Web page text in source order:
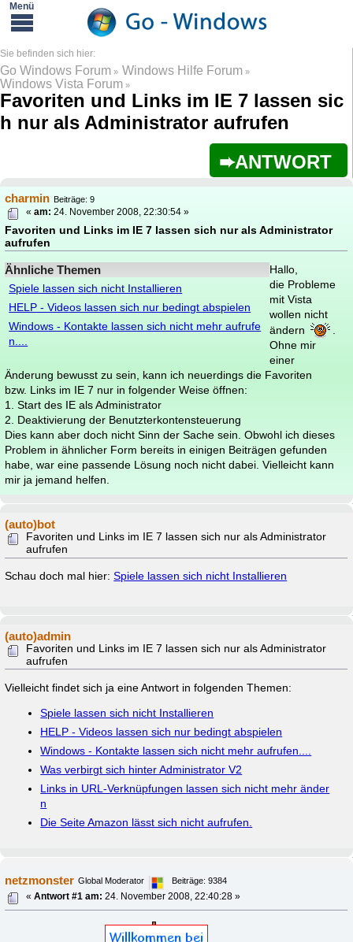
Go Windows Forum » Windows Hilfe Forum »
Windows Vista Forum »
Favoriten und Links im IE 7 lassen sic
h nur als Administrator aufrufen
ANTWORT
charmin Beiträge: 9
Favoriten und Links im IE 7 lassen sich nur als Administrator
aufrufen
«am: 24. November 2008, 22:30:54 »
Ähnliche Themen
Spiele lassen sich nicht Installieren
HELP - Videos lassen sich nur bedingt abspielen
Windows - Kontakte lassen sich nicht mehr aufrufe
n....
Hallo,
die Probleme
mit Vista
wollen nicht
ändern
Ohne mir
einer
Änderung bewusst zu sein, kann ich neuerdings die Favoriten
bzw. Links im IE 7 nur in folgender Weise öffnen:
1. Start des IE als Administrator
2. Deaktivierung der Benutzterkontensteuerung
Dies kann aber doch nicht Sinn der Sache sein. Obwohl ich dieses
Problem in ähnlicher Form bereits in einigen Beiträgen gefunden
habe, war eine passende Lösung noch nicht dabei. Vielleicht kann
mir ja jemand helfen.
(auto)bot
Favoriten und Links im IE 7 lassen sich nur als Administrator
aufrufen
Schau doch mal hier:Spiele lassen sich nicht Installieren
(auto)admin
Favoriten und Links im IE 7 lassen sich nur als Administrator
aufrufen
Vielleicht findet sich ja eine Antwort in folgenden Themen:
Spiele lassen sich nicht Installieren
HELP - Videos lassen sich nur bedingt abspielen
Windows - Kontakte lassen sich nicht mehr aufrufen....
Was verbirgt sich hinter Administrator V2
Links in URL-Verknüpfungen lassen sich nicht mehr änder
n
Die Seite Amazon lässt sich nicht aufrufen.
netzmonster Global Moderator
Beiträge: 9384
«Antwort #1 am: 24. November 2008, 22:40:28 »